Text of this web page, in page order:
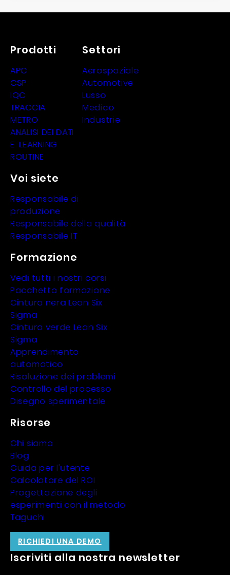
Prodotti
APC
CSP
IQC
TRACCIA
METRO
ANALISI DEI DATI
E-LEARNING
ROUTINE
Settori
Aerospaziale
Automotive
Lusso
Medico
Industrie
Voi siete
Responsabile di
produzione
Responsabile della qualità
Responsabile IT
Formazione
Vedi tutti i nostri corsi
Pacchetto formazione
Cintura nera Lean Six
Sigma
Cintura verde Lean Six
Sigma
Apprendimento
automatico
Risoluzione dei problemi
Controllo del processo
Disegno sperimentale
Risorse
Chi siamo
Blog
Guida per l'utente
Calcolatore del ROI
Progettazione degli
esperimenti con il metodo
Taguchi
Iscriviti alla nostra newsletter
RICHIEDI UNA DEMO